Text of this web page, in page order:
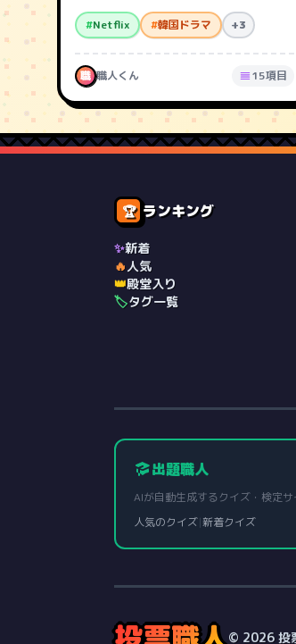
#Netflix #韓国ドラマ +3
職 職人くん 15項目
🏆 ランキング
✨新着
🔥人気
👑殿堂入り
🏷️タグ一覧
出題職人
AIが自動生成するクイズ・検定サ
人気のクイズ|新着クイズ
© 2026 投